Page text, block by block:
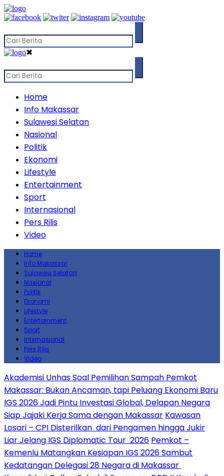
✖
Home
Info Makassar
Sulawesi Selatan
Nasional
Politik
Ekonomi
Lifestyle
Entertainment
Sport
Internasional
Pers Rilis
Video
Home
Info Makassar
Sulawesi Selatan
Nasional
Politik
Ekonomi
Lifestyle
Entertainment
Sport
Internasional
Pers Rilis
Video
Akademisi Unhas Soal Pemilihan Sampah Pemkot
Makassar: Bukan Ancaman, tapi Peluang Ekonomi Baru
IGS 2026 Jadi Pintu Investasi Global, Delapan Negara
Siap Jajaki Kerja Sama dengan Makassar Kawasan
Losari – CPI Disterilkan dari Pengamen hingga Jukir
Liar Jelang IGS Diplomatic Tour 2026 Pemkot –
Kemenlu Matangkan Kesiapan IGS 2026 Sambut
Kedatangan Delegasi 28 Negara di Makassar